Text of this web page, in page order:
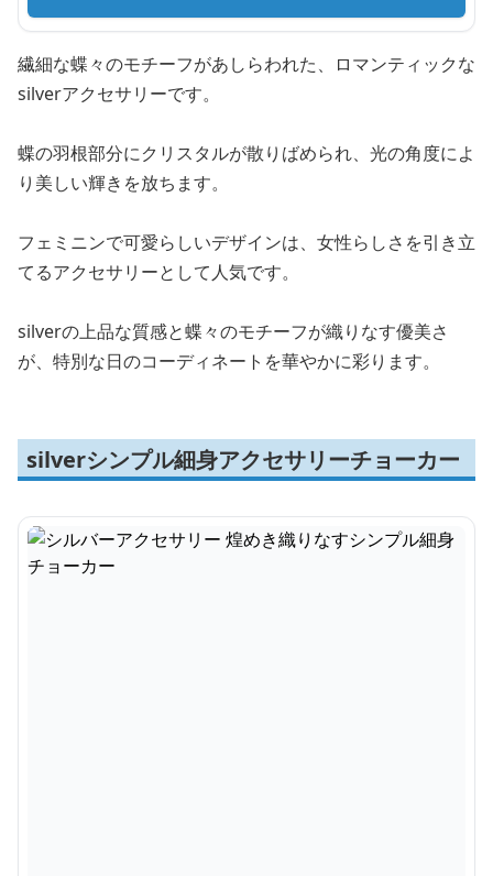
繊細な蝶々のモチーフがあしらわれた、ロマンティックな
silverアクセサリーです。
蝶の羽根部分にクリスタルが散りばめられ、光の角度によ
り美しい輝きを放ちます。
フェミニンで可愛らしいデザインは、女性らしさを引き立
てるアクセサリーとして人気です。
silverの上品な質感と蝶々のモチーフが織りなす優美さ
が、特別な日のコーディネートを華やかに彩ります。
silverシンプル細身アクセサリーチョーカー